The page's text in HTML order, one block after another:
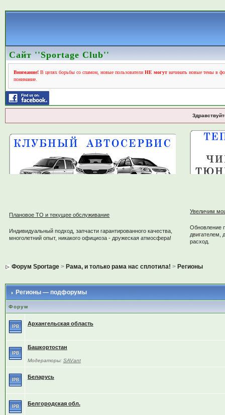
Сайт ''Sportage Club''
Внимание!В целях борьбы со спамом, новые пользователи НЕ могутначинать новые темы в
понимание.
Плановое ТО и текущее обслуживание
Индивидуальный подход, запчасти гарантированного качества,
многолетний опыт, никакого официоза - дружеская атмосфера!
Увеличим
Обновление
двигателем,
расход.
Форум Sportage> Рама, и только рама нас сплотила! > Регионы
Регионы — подфорумы
Форум
Архангельская область
Башкортостан
Модераторы: SAVant
Беларусь
Белгородская обл.